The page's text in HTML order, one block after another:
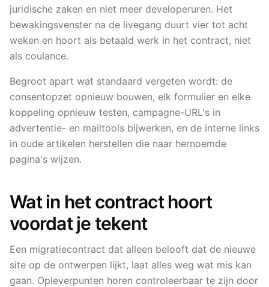
juridische zaken en niet meer developeruren. Het
bewakingsvenster na de livegang duurt vier tot acht
weken en hoort als betaald werk in het contract, niet
als coulance.
Begroot apart wat standaard vergeten wordt: de
consentopzet opnieuw bouwen, elk formulier en elke
koppeling opnieuw testen, campagne-URL's in
advertentie- en mailtools bijwerken, en de interne links
in oude artikelen herstellen die naar hernoemde
pagina's wijzen.
Wat in het contract hoort
voordat je tekent
Een migratiecontract dat alleen belooft dat de nieuwe
site op de ontwerpen lijkt, laat alles weg wat mis kan
gaan. Opleverpunten horen controleerbaar te zijn door